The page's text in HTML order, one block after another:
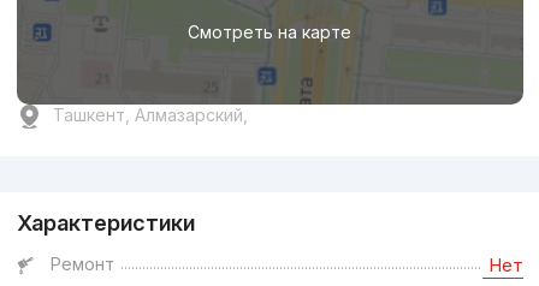
Смотреть на карте
Ташкент, Алмазарский,
Характеристики
Ремонт Нет